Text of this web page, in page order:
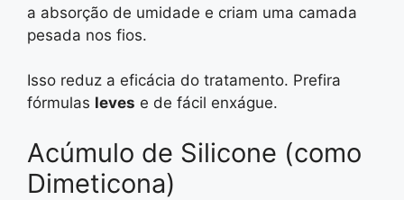
a absorção de umidade e criam uma camada
pesada nos fios.
Isso reduz a eficácia do tratamento. Prefira
fórmulas leves e de fácil enxágue.
Acúmulo de Silicone (como
Dimeticona)